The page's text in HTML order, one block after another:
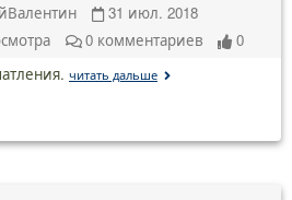
31 июл. 2018
0 комментариев
0
читать дальше